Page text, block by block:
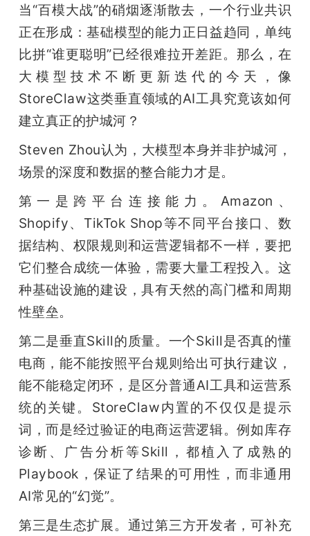
当“百模大战”的硝烟逐渐散去，一个行业共识
正在形成：基础模型的能力正日益趋同，单纯
比拼“谁更聪明”已经很难拉开差距。那么，在
大模型技术不断更新迭代的今天，像
StoreClaw这类垂直领域的AI工具究竟该如何
建立真正的护城河？
Steven Zhou认为，大模型本身并非护城河，
场景的深度和数据的整合能力才是。
第一是跨平台连接能力。Amazon、
Shopify、TikTok Shop等不同平台接口、数
据结构、权限规则和运营逻辑都不一样，要把
它们整合成统一体验，需要大量工程投入。这
种基础设施的建设，具有天然的高门槛和周期
性壁垒。
第二是垂直Skill的质量。一个Skill是否真的懂
电商，能不能按照平台规则给出可执行建议，
能不能稳定闭环，是区分普通AI工具和运营系
统的关键。StoreClaw内置的不仅仅是提示
词，而是经过验证的电商运营逻辑。例如库存
诊断、广告分析等Skill，都植入了成熟的
Playbook，保证了结果的可用性，而非通用
AI常见的“幻觉”。
第三是生态扩展。通过第三方开发者，可补充